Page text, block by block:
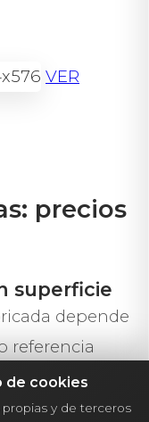
VER
precios
superficie
depende
referencia
siguientes
de cookies
y de terceros